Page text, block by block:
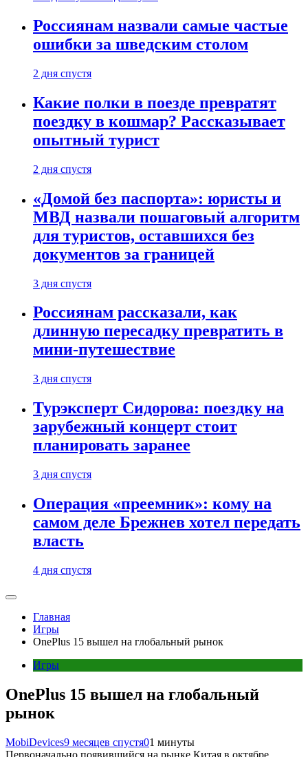
Россиянам назвали самые частые
ошибки за шведским столом
2 дня спустя
Какие полки в поезде превратят
поездку в кошмар? Рассказывает
опытный турист
2 дня спустя
«Домой без паспорта»: юристы и
МВД назвали пошаговый алгоритм
для туристов, оставшихся без
документов за границей
3 дня спустя
Россиянам рассказали, как
длинную пересадку превратить в
мини-путешествие
3 дня спустя
Турэксперт Сидорова: поездку на
зарубежный концерт стоит
планировать заранее
3 дня спустя
Операция «преемник»: кому на
самом деле Брежнев хотел передать
власть
4 дня спустя
Главная
Игры
OnePlus 15 вышел на глобальный рынок
Игры
OnePlus 15 вышел на глобальный
рынок
MobiDevices9 месяцев спустя01 минуты
Первоначально появившийся на рынке Китая в октябре